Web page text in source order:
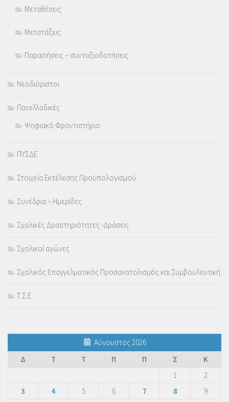
Μεταθέσεις
Μετατάξεις
Παραιτήσεις – συνταξιοδοτήσεις
Νεοδιόριστοι
Πανελλαδικές
Ψηφιακό Φροντιστήριο
ΠΥΣΔΕ
Στοιχεία Εκτέλεσης Προϋπολογισμού
Συνέδρια – Ημερίδες
Σχολικές Δραστηριότητες -Δράσεις
Σχολικοί αγώνες
Σχολικός Επαγγελματικός Προσανατολισμός και Συμβουλευτική
Τ.Σ.Ε.
Αύγουστος 2026
Δ
Τ Τ Π Π Σ
Κ
1
2
3
4 5 6 7 8 9